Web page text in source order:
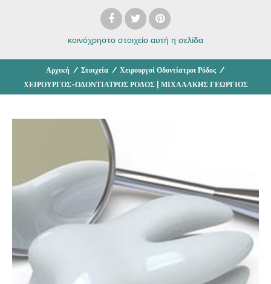
κοινόχρηστο στοιχείο αυτή η σελίδα
Αρχική / Στοιχεία / Χειρουργοί Οδοντίατροι Ρόδος /
ΧΕΙΡΟΥΡΓΟΣ-ΟΔΟΝΤΙΑΤΡΟΣ ΡΟΔΟΣ | ΜΙΧΑΛΑΚΗΣ ΓΕΩΡΓΙΟΣ